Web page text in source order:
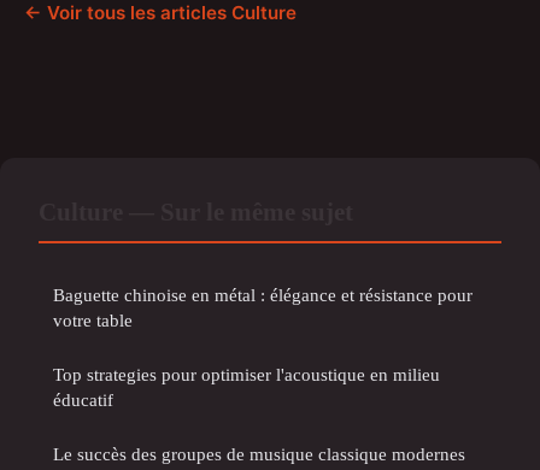
← Voir tous les articles Culture
Baguette chinoise en métal : élégance et résistance pour
votre table
Top strategies pour optimiser l'acoustique en milieu
éducatif
Le succès des groupes de musique classique modernes